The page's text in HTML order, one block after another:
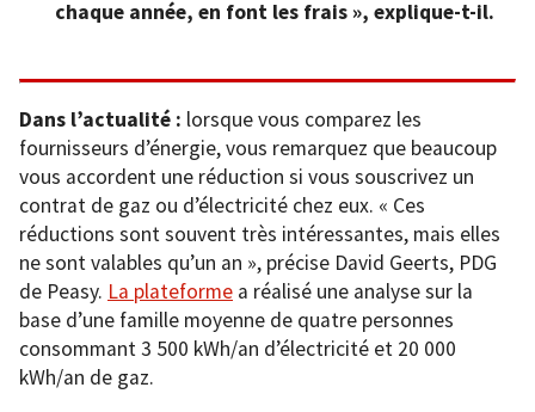
chaque année, en font les frais », explique-t-il.
Dans l’actualité : lorsque vous comparez les
fournisseurs d’énergie, vous remarquez que beaucoup
vous accordent une réduction si vous souscrivez un
contrat de gaz ou d’électricité chez eux. « Ces
réductions sont souvent très intéressantes, mais elles
ne sont valables qu’un an », précise David Geerts, PDG
de Peasy. La plateforme a réalisé une analyse sur la
base d’une famille moyenne de quatre personnes
consommant 3 500 kWh/an d’électricité et 20 000
kWh/an de gaz.